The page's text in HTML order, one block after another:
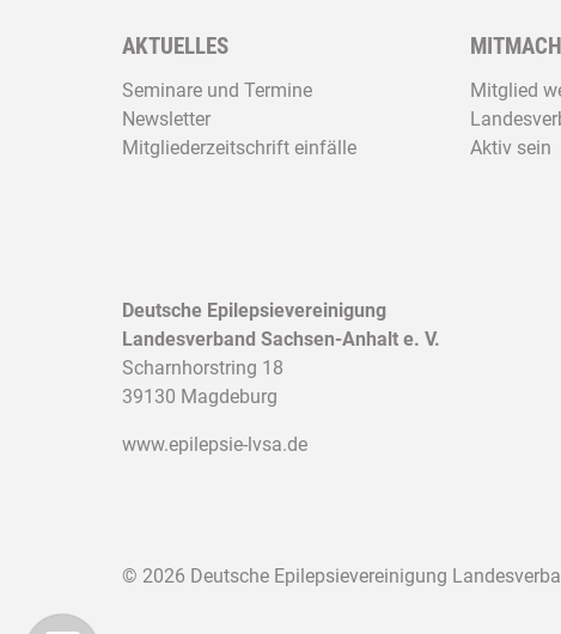
AKTUELLES
Seminare und Termine
Newsletter
Mitgliederzeitschrift einfälle
Mitglied
Aktiv sein
Deutsche Epilepsievereinigung
Landesverband Sachsen-Anhalt e. V.
Scharnhorstring 18
39130 Magdeburg
www.epilepsie-lvsa.de
© 2026 Deutsche Epilepsievereinigung